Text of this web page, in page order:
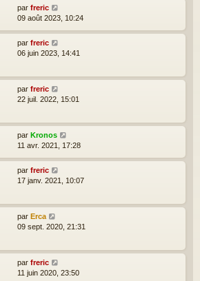
par freric
09 août 2023, 10:24
par freric
06 juin 2023, 14:41
par freric
22 juil. 2022, 15:01
par Kronos
11 avr. 2021, 17:28
par freric
17 janv. 2021, 10:07
par Erca
09 sept. 2020, 21:31
par freric
11 juin 2020, 23:50